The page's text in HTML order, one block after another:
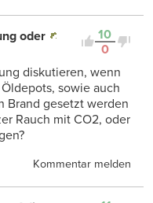
10
0
oder
diskutieren, wenn
sowie auch
Brand gesetzt werden
Rauch mit CO2, oder
Kommentar melden